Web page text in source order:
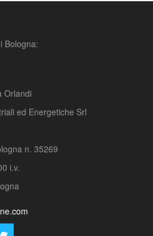
Bologna:
Orlandi
ed Energetiche Srl
n. 35269
i.v.